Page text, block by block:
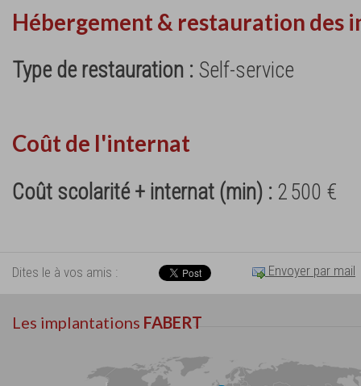
Hébergement & restauration des
Type de restauration : Self-service
Coût de l'internat
Coût scolarité + internat (min) : 2 500 €
Dites le à vos amis : Envoyer par mail
Les implantations FABERT